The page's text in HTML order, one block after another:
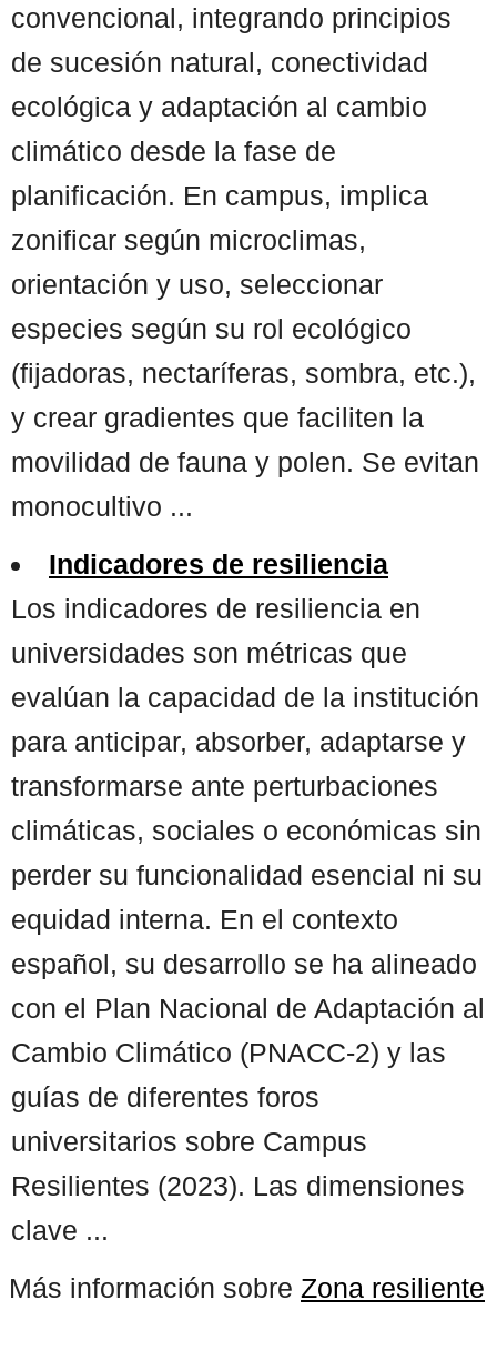
convencional, integrando principios
de sucesión natural, conectividad
ecológica y adaptación al cambio
climático desde la fase de
planificación. En campus, implica
zonificar según microclimas,
orientación y uso, seleccionar
especies según su rol ecológico
(fijadoras, nectaríferas, sombra, etc.),
y crear gradientes que faciliten la
movilidad de fauna y polen. Se evitan
monocultivo ...
Indicadores de resiliencia
Los indicadores de resiliencia en
universidades son métricas que
evalúan la capacidad de la institución
para anticipar, absorber, adaptarse y
transformarse ante perturbaciones
climáticas, sociales o económicas sin
perder su funcionalidad esencial ni su
equidad interna. En el contexto
español, su desarrollo se ha alineado
con el Plan Nacional de Adaptación al
Cambio Climático (PNACC-2) y las
guías de diferentes foros
universitarios sobre Campus
Resilientes (2023). Las dimensiones
clave ...
Más información sobre Zona resiliente